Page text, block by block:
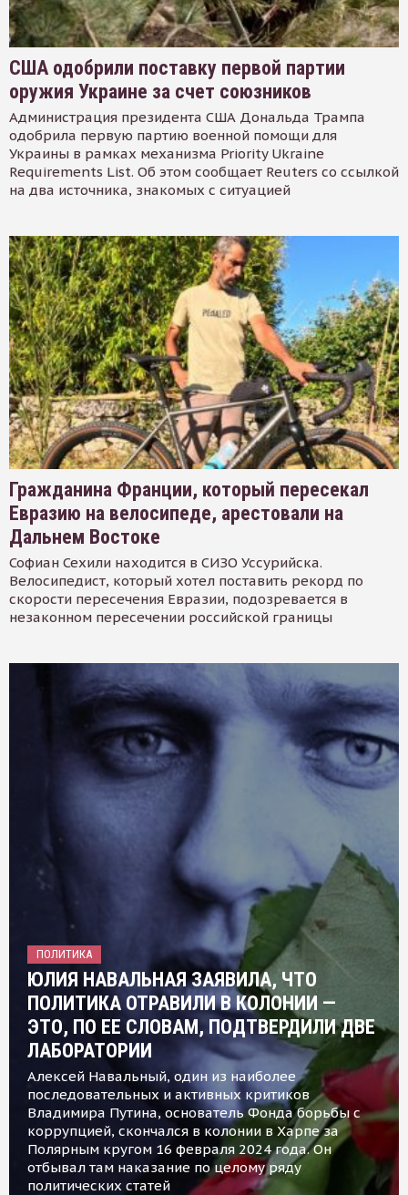
США одобрили поставку первой партии
оружия Украине за счет союзников
Администрация президента США Дональда Трампа
одобрила первую партию военной помощи для
Украины в рамках механизма Priority Ukraine
Requirements List. Об этом сообщает Reuters со ссылкой
на два источника, знакомых с ситуацией
Гражданина Франции, который пересекал
Евразию на велосипеде, арестовали на
Дальнем Востоке
Софиан Сехили находится в СИЗО Уссурийска.
Велосипедист, который хотел поставить рекорд по
скорости пересечения Евразии, подозревается в
незаконном пересечении российской границы
ПОЛИТИКА
ЮЛИЯ НАВАЛЬНАЯ ЗАЯВИЛА, ЧТО
ПОЛИТИКА ОТРАВИЛИ В КОЛОНИИ —
ЭТО, ПО ЕЕ СЛОВАМ, ПОДТВЕРДИЛИ ДВЕ
ЛАБОРАТОРИИ
Алексей Навальный, один из наиболее
последовательных и активных критиков
Владимира Путина, основатель Фонда борьбы с
коррупцией, скончался в колонии в Харпе за
Полярным кругом 16 февраля 2024 года. Он
отбывал там наказание по целому ряду
политических статей